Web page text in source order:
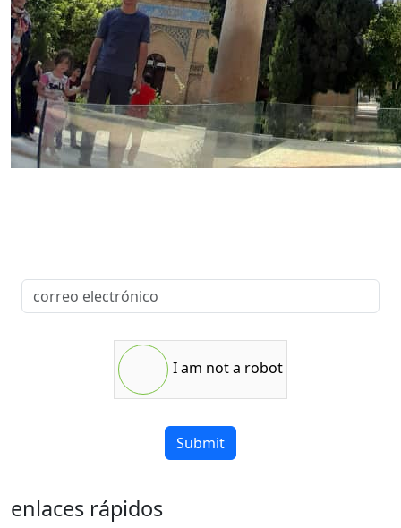
I am not a robot
Submit
enlaces rápidos